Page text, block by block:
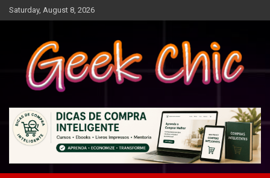
Skip
to
Saturday, August 8, 2026
Geek Chic